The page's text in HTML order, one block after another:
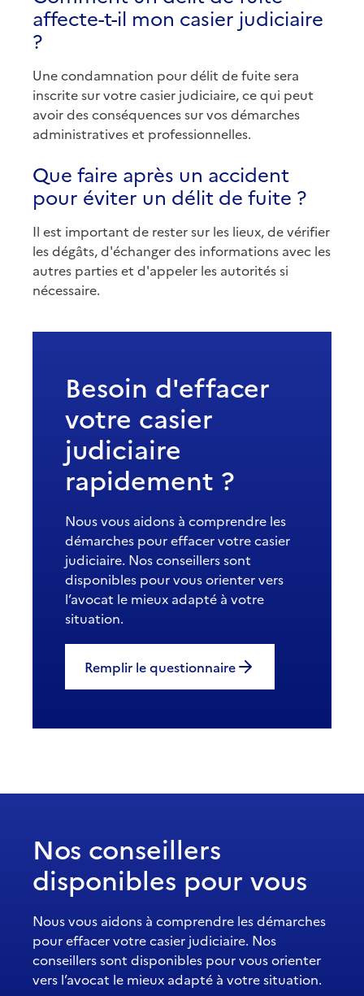
affecte-t-il mon casier judiciaire
?
Une condamnation pour délit de fuite sera
inscrite sur votre casier judiciaire, ce qui peut
avoir des conséquences sur vos démarches
administratives et professionnelles.
Que faire après un accident
pour éviter un délit de fuite ?
Il est important de rester sur les lieux, de vérifier
les dégâts, d'échanger des informations avec les
autres parties et d'appeler les autorités si
nécessaire.
Besoin d'effacer
votre casier
judiciaire
rapidement ?
Nous vous aidons à comprendre les
démarches pour effacer votre casier
judiciaire. Nos conseillers sont
disponibles pour vous orienter vers
l’avocat le mieux adapté à votre
situation.
Remplir le questionnaire
Nos conseillers
disponibles pour vous
Nous vous aidons à comprendre les démarches
pour effacer votre casier judiciaire. Nos
conseillers sont disponibles pour vous orienter
vers l’avocat le mieux adapté à votre situation.